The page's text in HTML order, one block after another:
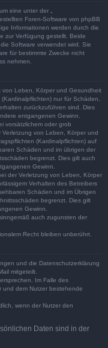
eine unter der „
Foren-Software von phpBB
Informationen werden durch die
zur Verfügung gestellt. Beide
Software verwendet wird. Sie
für bestimmte Zwecke nicht
nehmen.
von Leben, Körper und Gesundheit
nur für Schäden,
zurückzuführen sind. Dies
entgangenen Gewinn.
vorsätzlichem oder grob
von Leben, Körper und
(Kardinalpflichten) auf
Schäden und im übrigen der
begrenzt. Dies gilt auch
Gewinn.
der Verletzung von Leben, Körper
Verhalten des Betreibers
Schäden und im Übrigen
begrenzt. Dies gilt
Gewinn.
auch zugunsten der
Recht bleiben unberührt.
und die Datenschutzerklärung
mitgeteilt.
Im Falle des
und dem Nutzer bestehende
wenn der Nutzer den
Daten sind in der